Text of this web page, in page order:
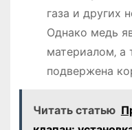
газа и других
Однако медь
материалом‚
подвержена
Читать статью